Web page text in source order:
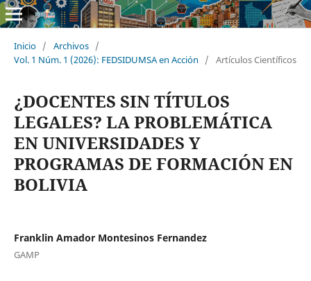
Inicio / Archivos /
Vol. 1 Núm. 1 (2026): FEDSIDUMSA en Acción
/ Artículos Científicos
¿DOCENTES SIN TÍTULOS
LEGALES? LA PROBLEMÁTICA
EN UNIVERSIDADES Y
PROGRAMAS DE FORMACIÓN EN
BOLIVIA
Franklin Amador Montesinos Fernandez
GAMP